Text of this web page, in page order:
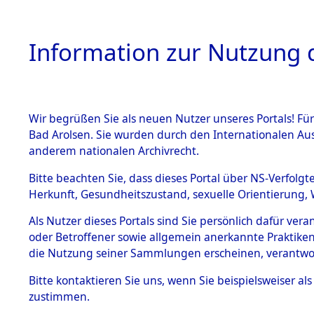
HOME
BESTÄNDE
Inhaftierungsdoku
mente
1.2.9 Beim ITS
verwahrte
1.2.9.1
Effekten aus
3Akten
CZOP, MARIAN
geb. 1. Oktober 1922
Land
Information zur Nutzung
Wir begrüßen Sie als neuen Nutzer unseres Portals!
Bad Arolsen. Sie wurden durch den Internationalen
anderem nationalen Archivrecht.
Bitte beachten Sie, dass dieses Portal über NS-
Herkunft, Gesundheitszustand, sexuelle
Als Nutzer dieses Portals sind Sie persönlich dafür
oder Betroffener sowie allgemein anerkannte
die Nutzung seiner Sammlungen erscheinen,
Bitte kontaktieren Sie uns, wenn Sie beispielsweiser
zustimmen.